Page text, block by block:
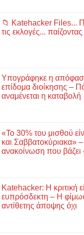
📁 Katehacker Files...
τις εκλογές...
Υπογράφηκε η
επίδομα διοίκησης –
αναμένεται η καταβολή
«Το 30% του μισθού
και Σαββατοκύριακα»
ανακοίνωση που βάζει
Katehacker: Η κριτική
ευπρόσδεκτη – Η
αντίθετης άποψης όχι